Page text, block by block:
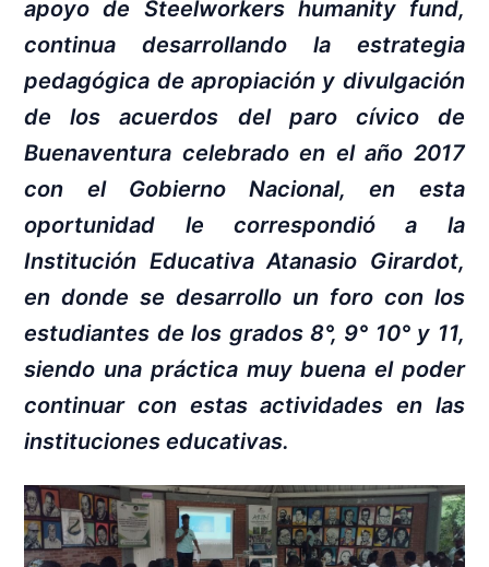
apoyo de Steelworkers humanity fund,
continua desarrollando la estrategia
pedagógica de apropiación y divulgación
de los acuerdos del paro cívico de
Buenaventura celebrado en el año 2017
con el Gobierno Nacional, en esta
oportunidad le correspondió a la
Institución Educativa Atanasio Girardot,
en donde se desarrollo un foro con los
estudiantes de los grados 8°, 9° 10° y 11,
siendo una práctica muy buena el poder
continuar con estas actividades en las
instituciones educativas.